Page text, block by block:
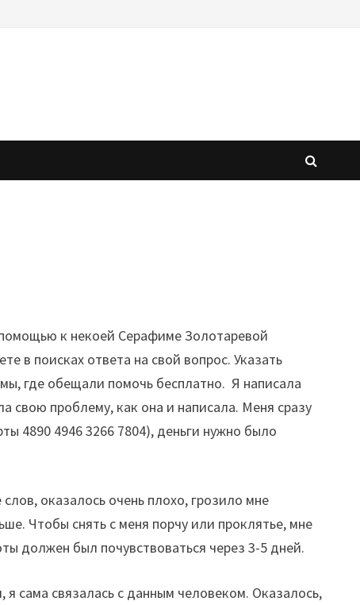
к некоей Серафиме Золотаревой
в поисках ответа на свой вопрос. Указать
где обещали помочь бесплатно. Я написала
свою проблему, как она и написала. Меня сразу
4890 4946 3266 7804), деньги нужно было
оказалось очень плохо, грозило мне
Чтобы снять с меня порчу или проклятье, мне
должен был почувствоваться через 3-5 дней.
сама связалась с данным человеком. Оказалось,